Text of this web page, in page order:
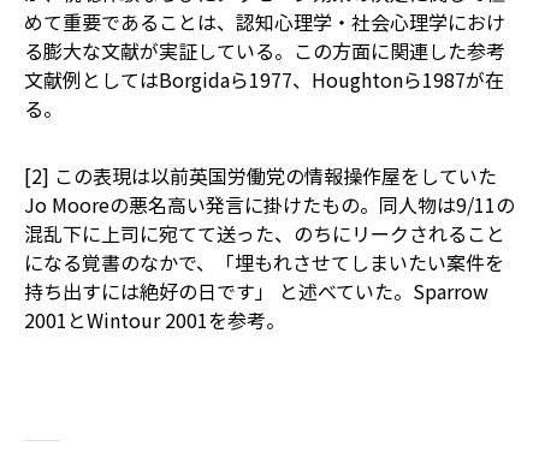
めて重要であることは、認知心理学・社会心理学におけ
る膨大な文献が実証している。この方面に関連した参考
文献例としてはBorgidaら1977、Houghtonら1987が在
る。
[2] この表現は以前英国労働党の情報操作屋をしていた
Jo Mooreの悪名高い発言に掛けたもの。同人物は9/11の
混乱下に上司に宛てて送った、のちにリークされること
になる覚書のなかで、「埋もれさせてしまいたい案件を
持ち出すには絶好の日です」 と述べていた。Sparrow
2001とWintour 2001を参考。